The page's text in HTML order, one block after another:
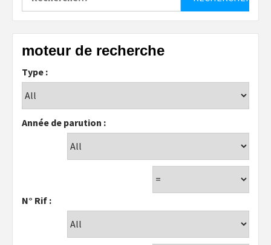
moteur de recherche
Type :
Année de parution :
N° Rif :